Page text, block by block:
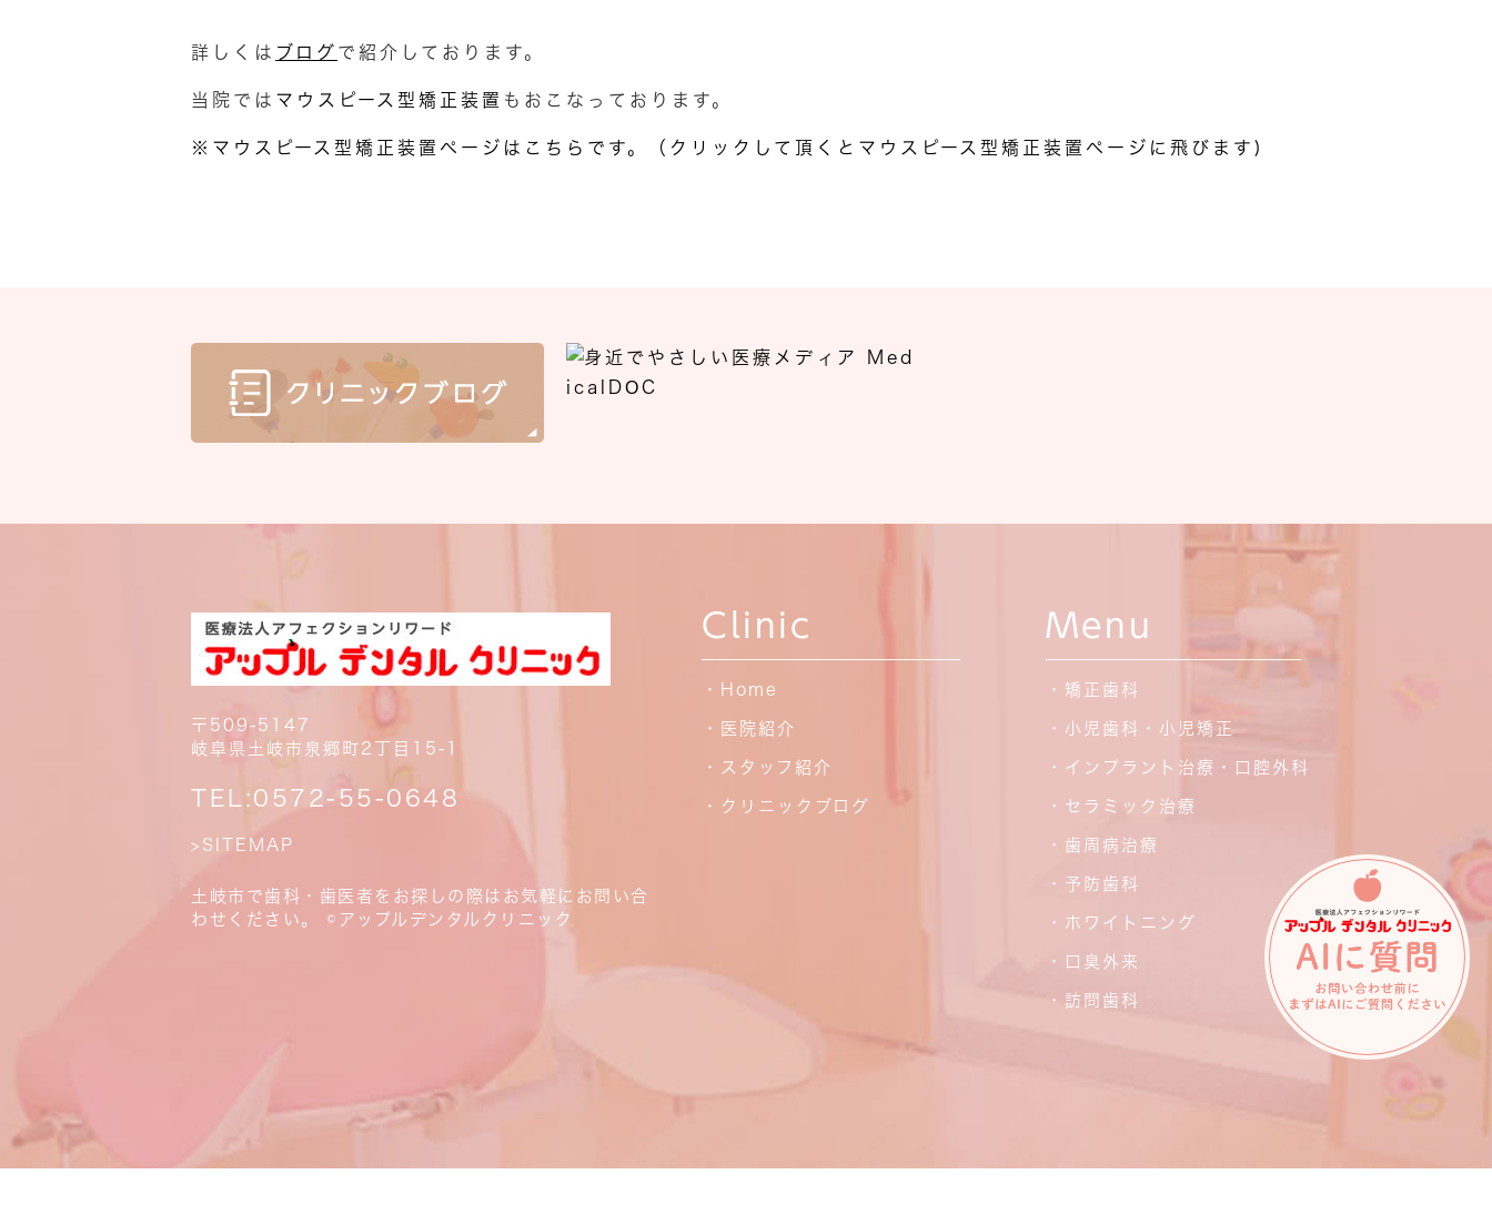
詳しくは ブログ で紹介しております。
当院では マウスピース型矯正装置 もおこなっております。
※マウスピース型矯正装置ページはこちらです。（クリックして頂くとマウスピース型矯正装置ページに飛びます)
〒509-5147
岐阜県土岐市泉郷町2丁目15-1
TEL:0572-55-0648
>SITEMAP
土岐市で歯科・歯医者をお探しの際はお気軽にお問い合
わせください。 ©アップルデンタルクリニック
Clinic
・Home
・医院紹介
・スタッフ紹介
・クリニックブログ
Menu
・矯正歯科
・小児歯科・小児矯正
・インプラント治療・口腔外科
・セラミック治療
・歯周病治療
・予防歯科
・ホワイトニング
・口臭外来
・訪問歯科